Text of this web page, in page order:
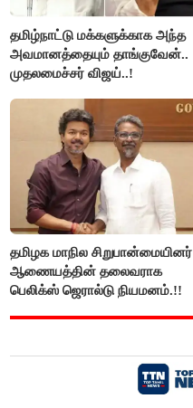
தமிழ்நாட்டு மக்களுக்காக அந்த
அவமானத்தையும் தாங்குவேன்..
முதலமைச்சர் விஜய்..!
தமிழக மாநில சிறுபான்மையினர்
ஆணையத்தின் தலைவராக
பெலிக்ஸ் ஜெரால்டு நியமனம்.!!